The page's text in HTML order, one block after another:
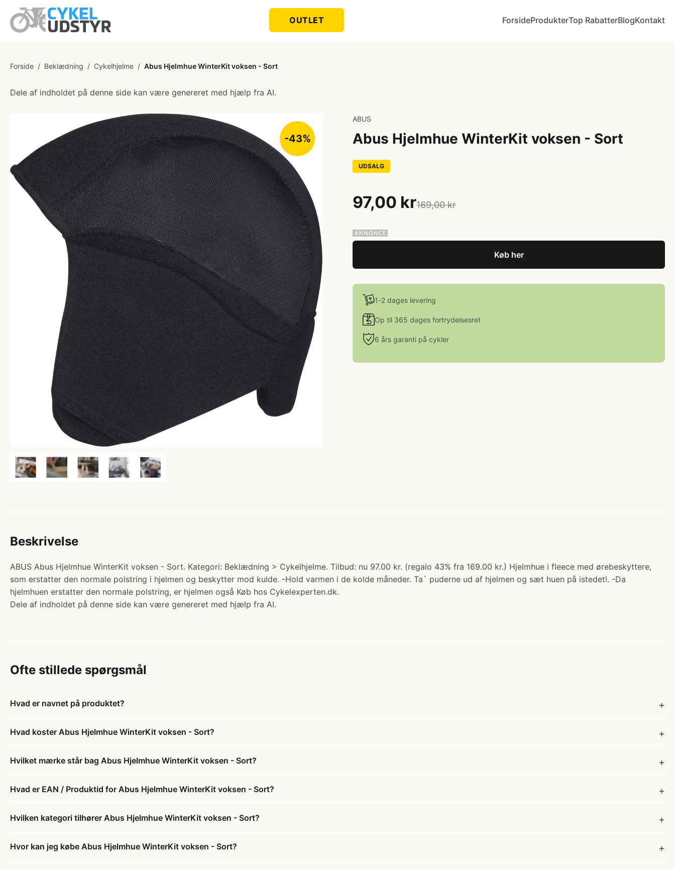
OUTLET ForsideProdukterTop RabatterBlogKontakt
Forside / Beklædning / Cykelhjelme / Abus Hjelmhue WinterKit voksen - Sort
Dele af indholdet på denne side kan være genereret med hjælp fra AI.
-43%
ABUS
Abus Hjelmhue WinterKit voksen - Sort
UDSALG
97,00 kr169,00 kr
Køb her
1-2 dages levering
Op til 365 dages fortrydelsesret
6 års garanti på cykler
Beskrivelse
ABUS Abus Hjelmhue WinterKit voksen - Sort. Kategori: Beklædning > Cykelhjelme. Tilbud: nu 97.00 kr. (regalo 43% fra 169.00 kr.) Hjelmhue i fleece med ørebeskyttere,
som erstatter den normale polstring i hjelmen og beskytter mod kulde. -Hold varmen i de kolde måneder. Ta´ puderne ud af hjelmen og sæt huen på istedet!. -Da
hjelmhuen erstatter den normale polstring, er hjelmen også Køb hos Cykelexperten.dk.
Dele af indholdet på denne side kan være genereret med hjælp fra AI.
Ofte stillede spørgsmål
Hvad er navnet på produktet?
Hvad koster Abus Hjelmhue WinterKit voksen - Sort?
Hvilket mærke står bag Abus Hjelmhue WinterKit voksen - Sort?
Hvad er EAN / Produktid for Abus Hjelmhue WinterKit voksen - Sort?
Hvilken kategori tilhører Abus Hjelmhue WinterKit voksen - Sort?
Hvor kan jeg købe Abus Hjelmhue WinterKit voksen - Sort?